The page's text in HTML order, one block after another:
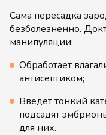
Сама пересадка
безболезненно.
манипуляции:
Обработает
антисептиком;
Введет тонкий
подсадят
для них.